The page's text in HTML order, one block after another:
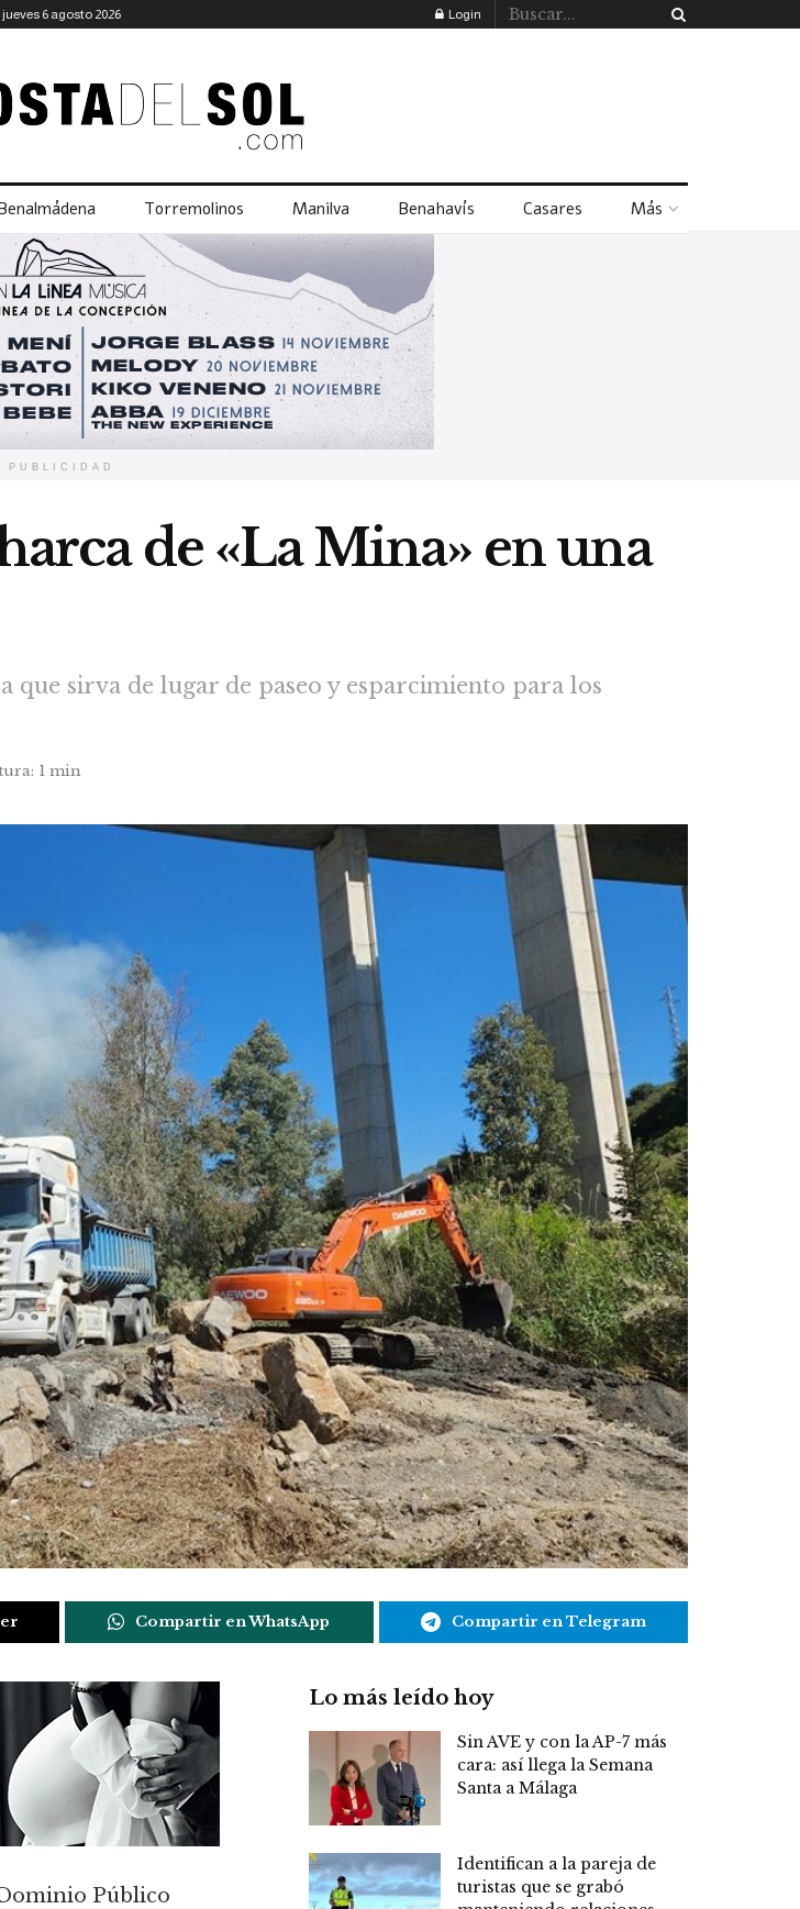
jueves 6 agosto 2026 Login
Torremolinos Manilva Benahavís Casares Más
PUBLICIDAD
de «La Mina» en una
sirva de lugar de paseo y esparcimiento para los
1 min
Compartir en WhatsApp Compartir en Telegram
Público
Lo más leído hoy
Sin AVE y con la AP-7 más
cara: así llega la Semana
Santa a Málaga
Identifican a la pareja de
turistas que se grabó